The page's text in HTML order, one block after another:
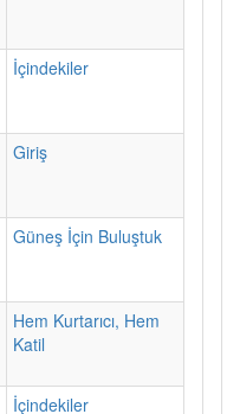
İçindekiler
Giriş
Güneş İçin Buluştuk
Hem Kurtarıcı, Hem
Katil
İçindekiler